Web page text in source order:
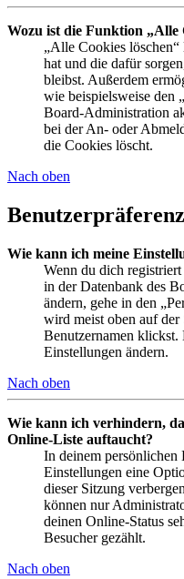
Wozu ist die Funktion „Alle
„Alle Cookies
hat und die dafür
bleibst. Außerdem
wie beispielsweise den
Board-Administration
bei der An- oder
die Cookies löscht.
Nach oben
Wie kann ich meine
Wenn du dich
in der Datenbank des
ändern, gehe in den
wird meist oben auf der
Benutzernamen klickst.
Einstellungen ändern.
Nach oben
Wie kann ich verhindern,
Online-Liste auftaucht?
In deinem persönlichen
Einstellungen eine
dieser Sitzung
können nur
deinen Online-Status
Besucher gezählt.
Nach oben